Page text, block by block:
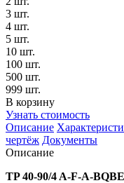
3 шт.
4 шт.
5 шт.
10 шт.
100 шт.
500 шт.
999 шт.
В корзину
Узнать стоимость
Описание
чертёж Документы
Описание
TP 40-90/4 A-F-A-